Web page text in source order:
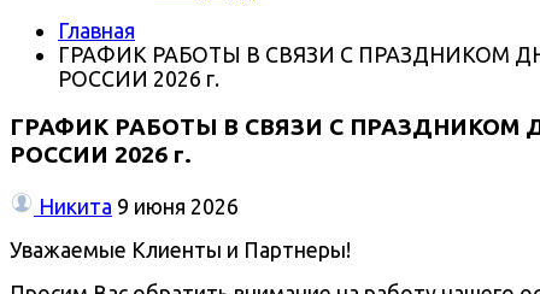
Главная
ГРАФИК РАБОТЫ В СВЯЗИ С ПРАЗДНИКОМ
РОССИИ 2026 г.
ГРАФИК РАБОТЫ В СВЯЗИ С ПРАЗДНИКОМ
РОССИИ 2026 г.
Никита 9 июня 2026
Уважаемые Клиенты и Партнеры!